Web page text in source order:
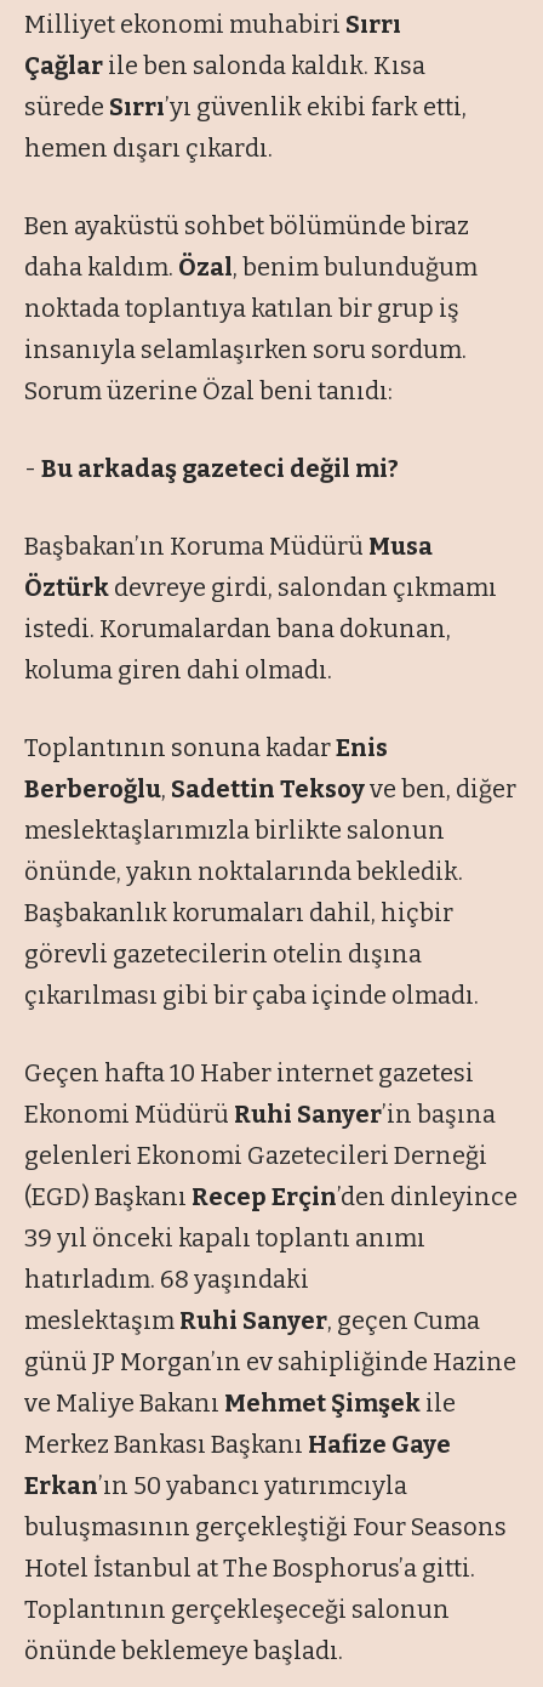
Milliyet ekonomi muhabiri Sırrı
Çağlar ile ben salonda kaldık. Kısa
sürede Sırrı’yı güvenlik ekibi fark etti,
hemen dışarı çıkardı.
Ben ayaküstü sohbet bölümünde biraz
daha kaldım. Özal, benim bulunduğum
noktada toplantıya katılan bir grup iş
insanıyla selamlaşırken soru sordum.
Sorum üzerine Özal beni tanıdı:
- Bu arkadaş gazeteci değil mi?
Başbakan’ın Koruma Müdürü Musa
Öztürk devreye girdi, salondan çıkmamı
istedi. Korumalardan bana dokunan,
koluma giren dahi olmadı.
Toplantının sonuna kadarEnis
Berberoğlu, Sadettin Teksoyve ben, diğer
meslektaşlarımızla birlikte salonun
önünde, yakın noktalarında bekledik.
Başbakanlık korumaları dahil, hiçbir
görevli gazetecilerin otelin dışına
çıkarılması gibi bir çaba içinde olmadı.
Geçen hafta 10 Haber internet gazetesi
Ekonomi Müdürü Ruhi Sanyer’in başına
gelenleri Ekonomi Gazetecileri Derneği
(EGD) Başkanı Recep Erçin’den dinleyince
39 yıl önceki kapalı toplantı anımı
hatırladım. 68 yaşındaki
meslektaşım Ruhi Sanyer, geçen Cuma
günü JP Morgan’ın ev sahipliğinde Hazine
ve Maliye Bakanı Mehmet Şimşek ile
Merkez Bankası Başkanı Hafize Gaye
Erkan’ın 50 yabancı yatırımcıyla
buluşmasının gerçekleştiği Four Seasons
Hotel İstanbul at The Bosphorus’a gitti.
Toplantının gerçekleşeceği salonun
önünde beklemeye başladı.